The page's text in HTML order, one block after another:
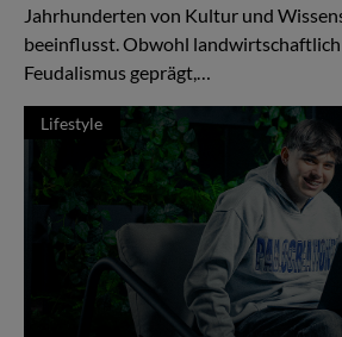
Jahrhunderten von Kultur und
beeinflusst. Obwohl
Feudalismus geprägt,…
Lifestyle